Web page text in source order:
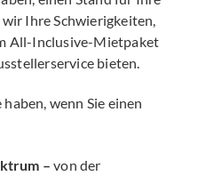
Ihre Schwierigkeiten,
All-Inclusive-Mietpaket
bieten.
wenn Sie einen
– von der